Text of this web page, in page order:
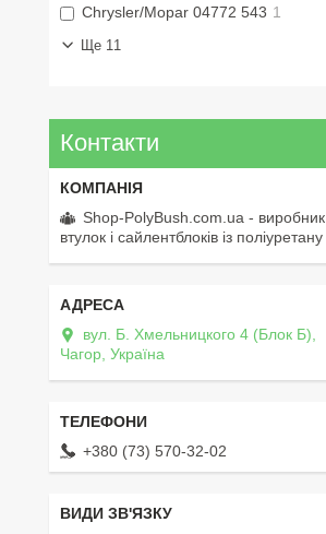
Chrysler/Mopar 04772 543 1
Ще 11
Контакти
Shop-PolyBush.com.ua - виробник
втулок і сайлентблоків із поліуретану
вул. Б. Хмельницкого 4 (Блок Б),
Чагор, Україна
+380 (73) 570-32-02